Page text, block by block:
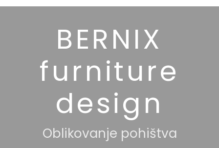
BERNIX
furniture
design
Oblikovanje pohištva